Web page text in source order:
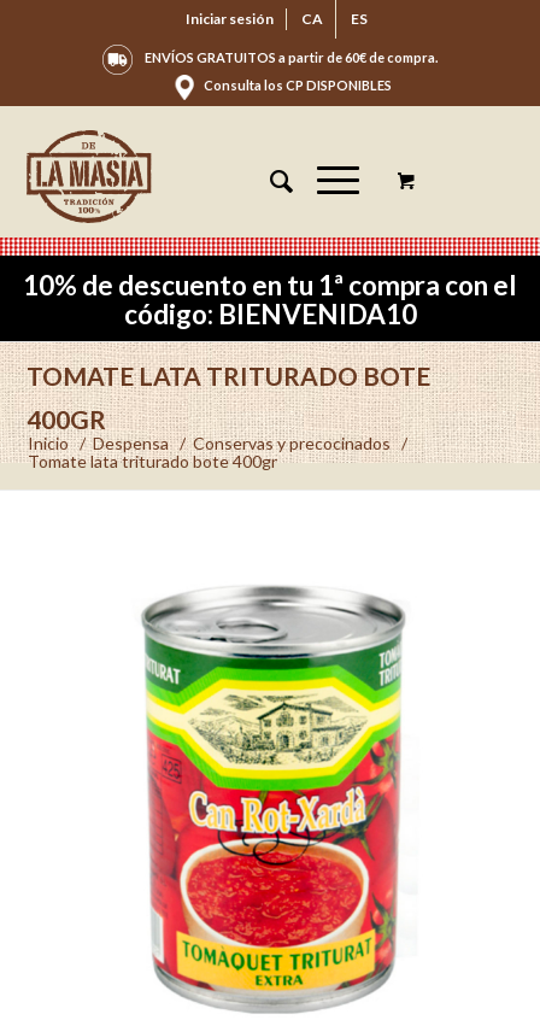
Iniciar sesión CA ES
ENVÍOS GRATUITOS a partir de 60€ de compra.
Consulta los CP DISPONIBLES
10% de descuento en tu 1ª compra con el
código: BIENVENIDA10
TOMATE LATA TRITURADO BOTE
400GR
Inicio / Despensa / Conservas y precocinados /
Tomate lata triturado bote 400gr